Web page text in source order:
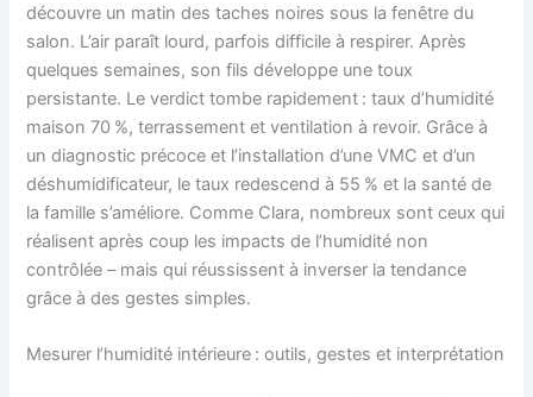
découvre un matin des taches noires sous la fenêtre du
salon. L’air paraît lourd, parfois difficile à respirer. Après
quelques semaines, son fils développe une toux
persistante. Le verdict tombe rapidement : taux d’humidité
maison 70 %, terrassement et ventilation à revoir. Grâce à
un diagnostic précoce et l’installation d’une VMC et d’un
déshumidificateur, le taux redescend à 55 % et la santé de
la famille s’améliore. Comme Clara, nombreux sont ceux qui
réalisent après coup les impacts de l’humidité non
contrôlée – mais qui réussissent à inverser la tendance
grâce à des gestes simples.
Mesurer l’humidité intérieure : outils, gestes et interprétation